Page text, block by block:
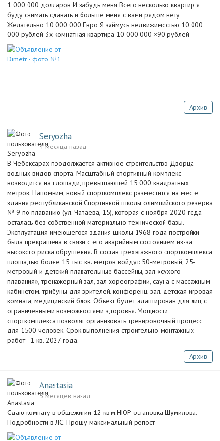
1 000 000 долларов И забудь меня Всего несколько квартир я
буду снимать сдавать и больше меня с вами рядом нету
Желательно 10 000 000 Евро Я займусь недвижимостью 10 000
000 рублей 3х комнатная квартира 10 000 000 ×90 рублей =
Архив
Seryozha
4 месяца назад
В Чебоксарах продолжается активное строительство Дворца
водных видов спорта. Масштабный спортивный комплекс
возводится на площади, превышающей 15 000 квадратных
метров. Напомним, новый спорткомплекс разместится на месте
здания республиканской Спортивной школы олимпийского резерва
№ 9 по плаванию (ул. Чапаева, 15), которая с ноября 2020 года
осталась без собственной материально-технической базы.
Эксплуатация имеющегося здания школы 1968 года постройки
была прекращена в связи с его аварийным состоянием из-за
высокого риска обрушения. В состав трехэтажного спорткомплекса
площадью более 15 тыс. кв. метров войдут: 50-метровый, 25-
метровый и детский плавательные бассейны, зал «сухого
плавания», тренажерный зал, зал хореографии, сауна с массажным
кабинетом, трибуны для зрителей, конференц-зал, детская игровая
комната, медицинский блок. Объект будет адаптирован для лиц с
ограниченными возможностями здоровья. Мощности
спорткомплекса позволят организовать тренировочный процесс
для 1500 человек. Срок выполнения строительно-монтажных
работ - 1 кв. 2027 года.
Архив
Anastasia
5 месяцев назад
Сдаю комнату в общежитии 12 кв.м.НЮР остановка Шумилова.
Подробности в ЛС. Прошу максимальный репост